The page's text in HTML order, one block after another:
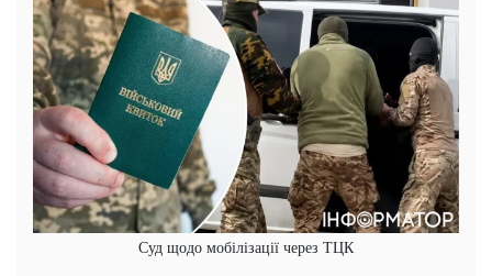
Суд щодо мобілізації через ТЦК